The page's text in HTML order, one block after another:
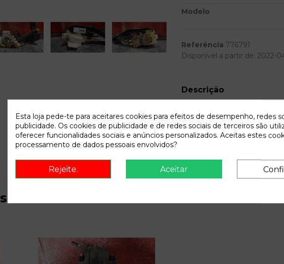
Modelo
Referência 776791
Disponível a partir de: 2022-
Descrição
Recambio de cerradura
ambiente | 08.98 - 12.04
Esta loja pede-te para aceitares cookies para efeitos de desempenho, redes
publicidade. Os cookies de publicidade e de redes sociais de terceiros são
oferecer funcionalidades sociais e anúncios personalizados. Aceitas estes
processamento de dados pessoais envolvidos?
Rejeite. Aceitar